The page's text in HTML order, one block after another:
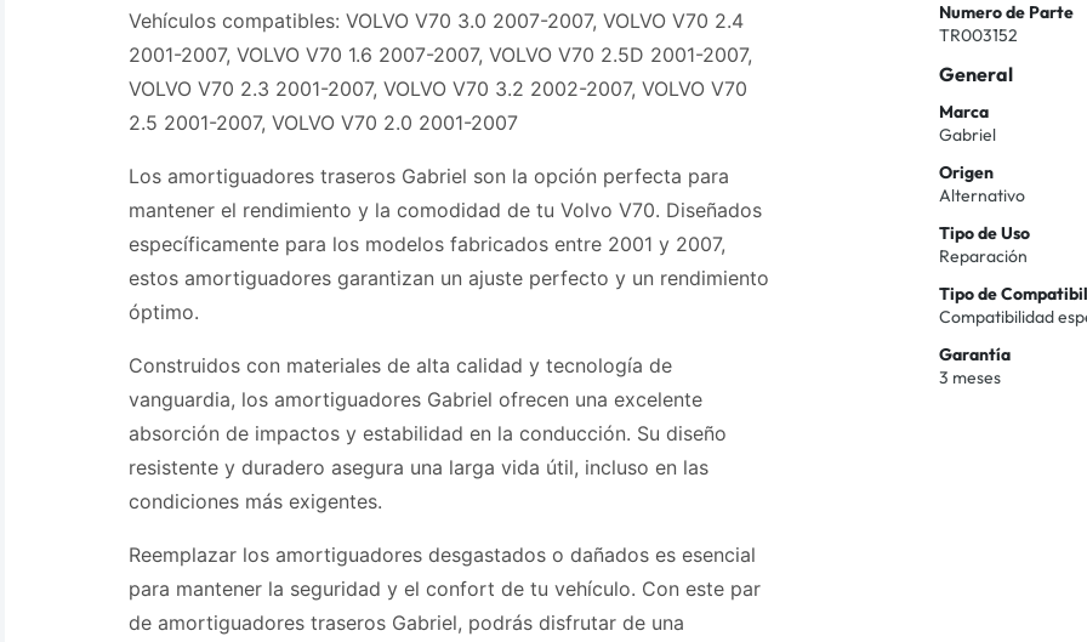
Vehículos compatibles: VOLVO V70 3.0 2007-2007, VOLVO V70 2.4
2001-2007, VOLVO V70 1.6 2007-2007, VOLVO V70 2.5D 2001-2007,
VOLVO V70 2.3 2001-2007, VOLVO V70 3.2 2002-2007, VOLVO V70
2.5 2001-2007, VOLVO V70 2.0 2001-2007
Los amortiguadores traseros Gabriel son la opción perfecta para
mantener el rendimiento y la comodidad de tu Volvo V70. Diseñados
específicamente para los modelos fabricados entre 2001 y 2007,
estos amortiguadores garantizan un ajuste perfecto y un rendimiento
óptimo.
Construidos con materiales de alta calidad y tecnología de
vanguardia, los amortiguadores Gabriel ofrecen una excelente
absorción de impactos y estabilidad en la conducción. Su diseño
resistente y duradero asegura una larga vida útil, incluso en las
condiciones más exigentes.
Reemplazar los amortiguadores desgastados o dañados es esencial
para mantener la seguridad y el confort de tu vehículo. Con este par
de amortiguadores traseros Gabriel, podrás disfrutar de una
Numero de Parte
TR003152
General
Marca
Gabriel
Origen
Alternativo
Tipo de Uso
Reparación
Tipo de
Compatibilidad
Garantía
3 meses